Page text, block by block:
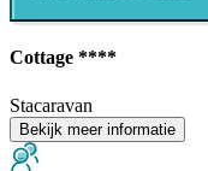
Cottage ****
Stacaravan
Bekijk meer informatie